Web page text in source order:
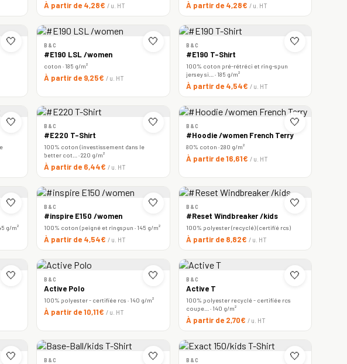
À partir de 4,28€ / u. HT À partir de 4,28€ / u. HT
🤍 🤍
B&C
#E190 LSL /women
coton · 185 g/m²
À partir de 9,25€ / u. HT
🤍
B&C
#E190 T-Shirt
100% coton pré-rétréci et ring-spun
jersey si… · 185 g/m²
À partir de 4,54€ / u. HT
🤍 🤍
B&C
#E220 T-Shirt
100% coton (investissement dans le
better cot… · 220 g/m²
À partir de 6,44€ / u. HT
🤍
B&C
#Hoodie /women French Terry
80% coton · 280 g/m²
À partir de 16,61€ / u. HT
🤍
g/m²
🤍
B&C
#inspire E150 /women
100% coton (peigné et ringspun · 145 g/m²
À partir de 4,54€ / u. HT
🤍
B&C
#Reset Windbreaker /kids
100% polyester (recyclé) (certifié rcs)
À partir de 8,82€ / u. HT
🤍 🤍
B&C
Active Polo
100% polyester - certifiée rcs · 140 g/m²
À partir de 10,11€ / u. HT
🤍
B&C
Active T
100% polyester recyclé - certifiée rcs
coupe… · 140 g/m²
À partir de 2,70€ / u. HT
🤍 🤍
B&C 🤍
B&C